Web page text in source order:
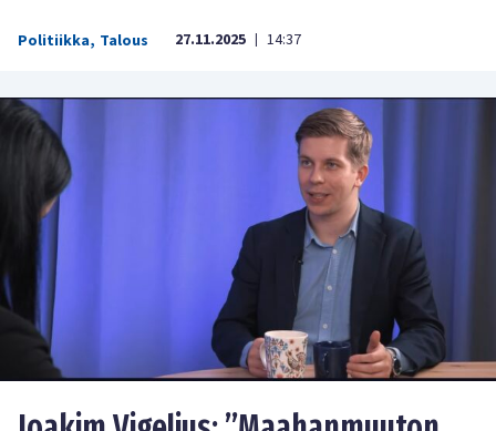
Politiikka, Talous 27.11.2025 | 14:37